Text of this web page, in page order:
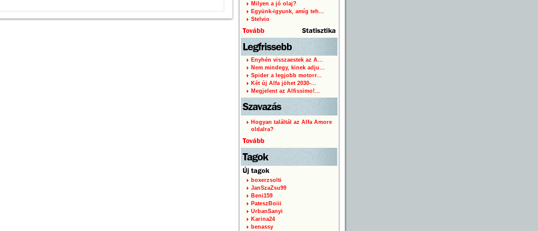
Milyen a jó olaj?
Együnk-igyunk, amíg teh...
Stelvio
Enyhén visszaestek az A...
Nem mindegy, kinek adju...
Spider a legjobb motorr...
Két új Alfa jöhet 2030-...
Megjelent az Alfissimo!...
Hogyan találtál az Alfa Amore
oldalra?
boxerzsolti
JanSzaZsu99
Beni159
PateszBoiii
UrbanSanyi
Karina24
benassy